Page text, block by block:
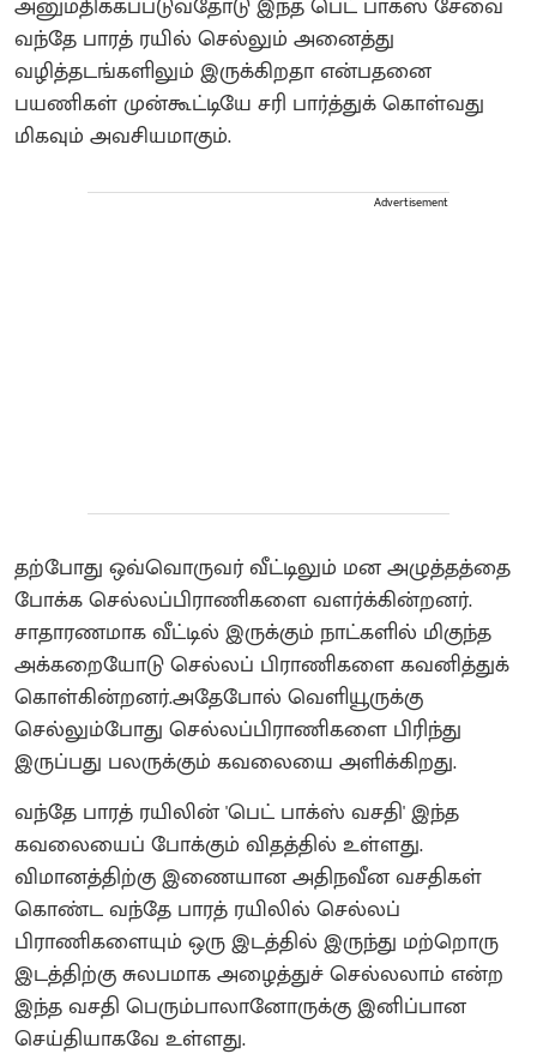
அனுமதிக்கப்படுவதோடு இந்த பெட் பாக்ஸ் சேவை
வந்தே பாரத் ரயில் செல்லும் அனைத்து
வழித்தடங்களிலும் இருக்கிறதா என்பதனை
பயணிகள் முன்கூட்டியே சரி பார்த்துக் கொள்வது
மிகவும் அவசியமாகும்.
Advertisement
தற்போது ஒவ்வொருவர் வீட்டிலும் மன அழுத்தத்தை
போக்க செல்லப்பிராணிகளை வளர்க்கின்றனர்.
சாதாரணமாக வீட்டில் இருக்கும் நாட்களில் மிகுந்த
அக்கறையோடு செல்லப் பிராணிகளை கவனித்துக்
கொள்கின்றனர்.அதேபோல் வெளியூருக்கு
செல்லும்போது செல்லப்பிராணிகளை பிரிந்து
இருப்பது பலருக்கும் கவலையை அளிக்கிறது.
வந்தே பாரத் ரயிலின் 'பெட் பாக்ஸ் வசதி' இந்த
கவலையைப் போக்கும் விதத்தில் உள்ளது.
விமானத்திற்கு இணையான அதிநவீன வசதிகள்
கொண்ட வந்தே பாரத் ரயிலில் செல்லப்
பிராணிகளையும் ஒரு இடத்தில் இருந்து மற்றொரு
இடத்திற்கு சுலபமாக அழைத்துச் செல்லலாம் என்ற
இந்த வசதி பெரும்பாலானோருக்கு இனிப்பான
செய்தியாகவே உள்ளது.